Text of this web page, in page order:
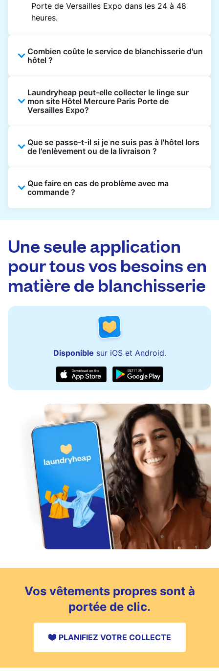
Porte de Versailles Expo dans les 24 à 48
heures.
Combien coûte le service de blanchisserie d'un
hôtel ?
fonction de l'établissement et du vêtement et
sont souvent beaucoup plus élevés.
Laundryheap propose une tarification
que vous ne payez que pour ce que vous
envoyez, sans frais cachés.
Laundryheap peut-elle collecter le linge sur
mon site Hôtel Mercure Paris Porte de
Versailles Expo?
directement à la réception de l'hôtel à l'heure
prévue et vous restituer les articles nettoyés
Que se passe-t-il si je ne suis pas à l'hôtel lors
de l'enlèvement ou de la livraison ?
laissé à la réception pour être collecté et livré
à la réception également. Vous pouvez
également facilement reprogrammer ou
mettre à jour les instructions sur l'application
Que faire en cas de problème avec ma
commande ?
jour des commandes ou à la résolution rapide
de tout problème.
Une seule application
pour tous vos besoins en
matière de blanchisserie
Disponible sur iOS et Android.
Vos vêtements propres sont à
portée de clic.
PLANIFIEZ VOTRE COLLECTE